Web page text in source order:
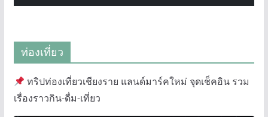
ท่องเที่ยว
ทริปท่องเที่ยวเชียงราย แลนด์มาร์คใหม่ จุดเช็คอิน รวม
เรื่องราวกิน-ดื่ม-เที่ยว